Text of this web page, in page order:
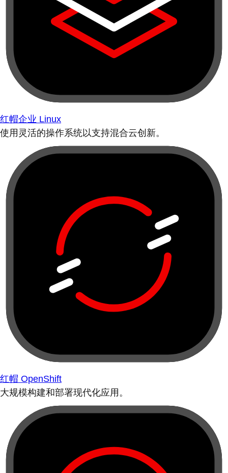
红帽企业 Linux
使用灵活的操作系统以支持混合云创新。
红帽 OpenShift
大规模构建和部署现代化应用。